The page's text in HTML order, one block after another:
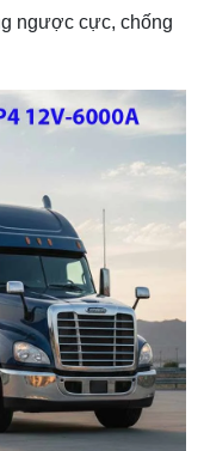
ngược cực, chống